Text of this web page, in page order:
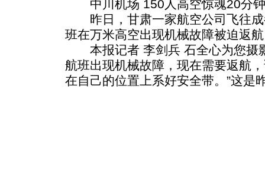
中川机场 150人高空惊魂20分钟
昨日，甘肃一家航空公司飞往成
班在万米高空出现机械故障被迫返航
本报记者 李剑兵 石全心为您摄
航班出现机械故障，现在需要返航
在自己的位置上系好安全带。 ”这是